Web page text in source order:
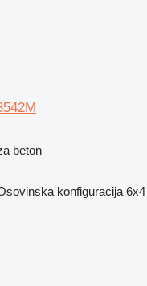
beton
konfiguracija 6x4